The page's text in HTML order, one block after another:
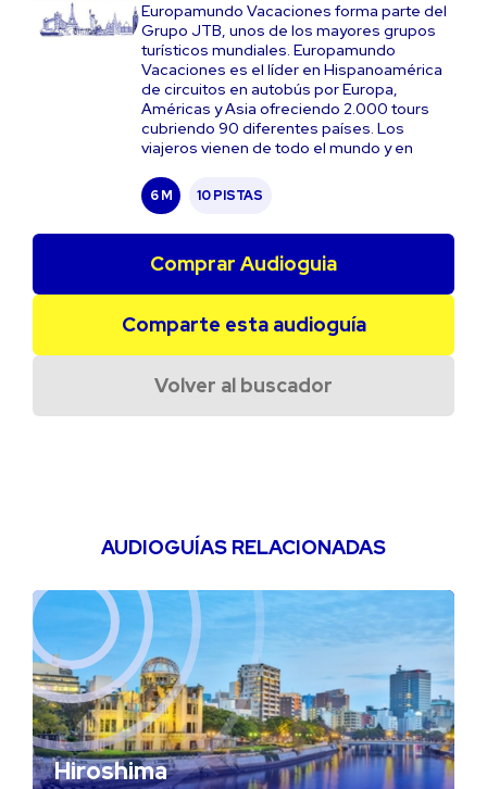
Europamundo Vacaciones forma parte del
Grupo JTB, unos de los mayores grupos
turísticos mundiales. Europamundo
Vacaciones es el líder en Hispanoamérica
de circuitos en autobús por Europa,
Américas y Asia ofreciendo 2.000 tours
cubriendo 90 diferentes países. Los
viajeros vienen de todo el mundo y en
6 M 10 PISTAS
Comprar Audioguia
Comparte esta audioguía
Volver al buscador
AUDIOGUÍAS RELACIONADAS
Hiroshima